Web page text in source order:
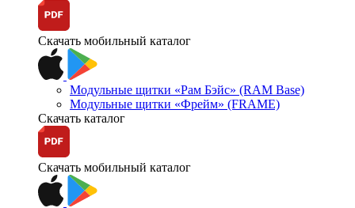
Скачать мобильный каталог
Модульные щитки «Рам Бэйс» (RAM Base)
Модульные щитки «Фрейм» (FRAME)
Скачать каталог
Скачать мобильный каталог